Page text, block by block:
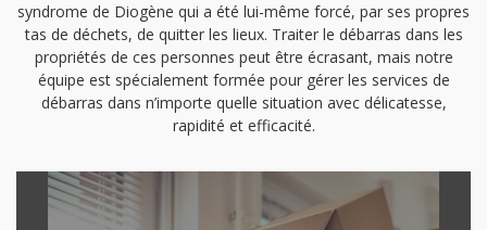
syndrome de Diogène qui a été lui-même forcé, par ses propres
tas de déchets, de quitter les lieux. Traiter le débarras dans les
propriétés de ces personnes peut être écrasant, mais notre
équipe est spécialement formée pour gérer les services de
débarras dans n’importe quelle situation avec délicatesse,
rapidité et efficacité.